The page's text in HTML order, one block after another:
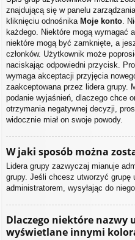
znajdującą się w panelu
kliknięciu odnośnika Moje konto.
każdego. Niektóre mogą wymagać
niektóre mogą być zamknięte, a
członków. Użytkownik może
naciskając odpowiedni przycisk.
wymaga akceptacji przyjęcia
zaakceptowana przez lidera grupy.
podanie wyjaśnień, dlaczego chce
otrzymania negatywnej decyzji,
widocznie miał on swoje powody.
W jaki sposób można
Lidera grupy zazwyczaj mianuje
grupy. Jeśli chcesz utworzyć
administratorem, wysyłając do
Dlaczego niektóre nazwy
wyświetlane innymi